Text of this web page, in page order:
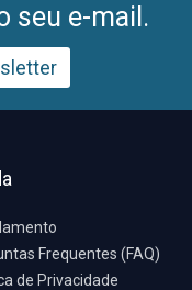
seu e-mail.
Frequentes (FAQ)
de Privacidade